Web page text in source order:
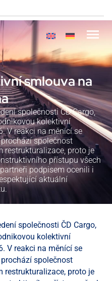
smlouva na
společnosti ČD Cargo,
kolektivní
V reakci na měnící se
společnost
proto je
přístupu všech
podpisem ocenili i
aktuální
společnosti ČD Cargo,
kolektivní
V reakci na měnící se
společnost
restrukturalizace, proto je